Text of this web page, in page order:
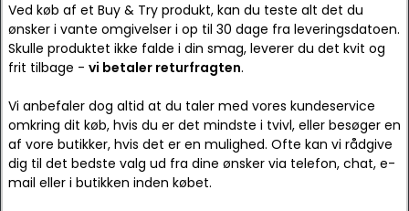
Ved køb af et Buy & Try produkt, kan du teste alt det du
ønsker i vante omgivelser i op til 30 dage fra leveringsdatoen.
Skulle produktet ikke falde i din smag, leverer du det kvit og
frit tilbage - vi betaler returfragten.
Vi anbefaler dog altid at du taler med vores kundeservice
omkring dit køb, hvis du er det mindste i tvivl, eller besøger en
af vore butikker, hvis det er en mulighed. Ofte kan vi rådgive
dig til det bedste valg ud fra dine ønsker via telefon, chat, e-
mail eller i butikken inden købet.